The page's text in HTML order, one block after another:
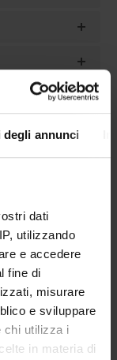
degli annunci
dati
utilizzando
e accedere
fine di
misurare
e sviluppare
chi utilizza i
in materia di